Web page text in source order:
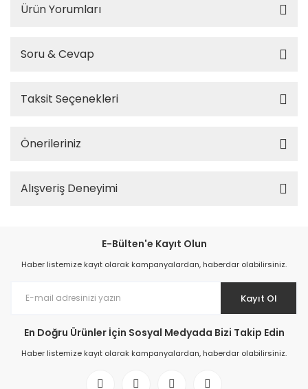
Ürün Yorumları
Soru & Cevap
Taksit Seçenekleri
Önerileriniz
Alışveriş Deneyimi
E-Bülten'e Kayıt Olun
Haber listemize kayıt olarak kampanyalardan, haberdar olabilirsiniz.
Kayıt Ol
En Doğru Ürünler İçin Sosyal Medyada Bizi Takip Edin
Haber listemize kayıt olarak kampanyalardan, haberdar olabilirsiniz.